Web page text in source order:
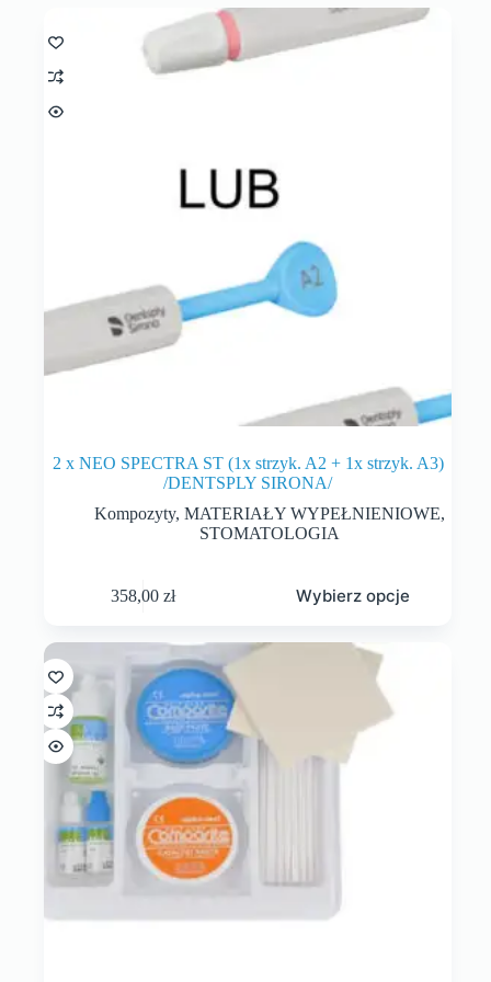
2 x NEO SPECTRA ST (1x strzyk. A2 + 1x strzyk. A3)
/DENTSPLY SIRONA/
Kompozyty,MATERIAŁY WYPEŁNIENIOWE,
STOMATOLOGIA
358,00zł Wybierz opcje